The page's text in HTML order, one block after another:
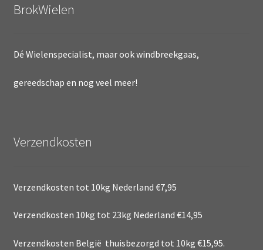
BrokWielen
Dé Wielenspecialist, maar ook windbreekgaas,
gereedschap en nog veel meer!
Verzendkosten
Verzendkosten tot 10kg Nederland €7,95
Verzendkosten 10kg tot 23kg Nederland €14,95
Verzendkosten België thuisbezorgd tot 10kg €15,95.